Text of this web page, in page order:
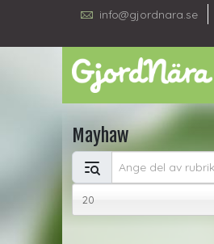
info@gjordnara.se
Mayhaw
Ange del av rubrik
Visa #
20